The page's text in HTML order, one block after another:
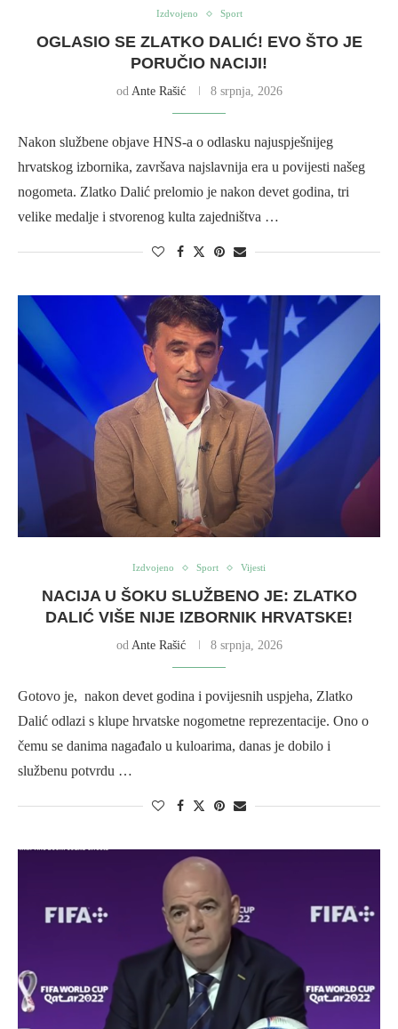
Izdvojeno Sport
OGLASIO SE ZLATKO DALIĆ! EVO ŠTO JE
PORUČIO NACIJI!
od Ante Rašić 8 srpnja, 2026
Nakon službene objave HNS-a o odlasku najuspješnijeg
hrvatskog izbornika, završava najslavnija era u povijesti našeg
nogometa. Zlatko Dalić prelomio je nakon devet godina, tri
velike medalje i stvorenog kulta zajedništva …
Izdvojeno Sport Vijesti
NACIJA U ŠOKU SLUŽBENO JE: ZLATKO
DALIĆ VIŠE NIJE IZBORNIK HRVATSKE!
od Ante Rašić 8 srpnja, 2026
Gotovo je, nakon devet godina i povijesnih uspjeha, Zlatko
Dalić odlazi s klupe hrvatske nogometne reprezentacije. Ono o
čemu se danima nagađalo u kuloarima, danas je dobilo i
službenu potvrdu …